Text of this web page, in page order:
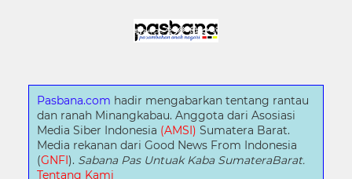
Pasbana.com hadir mengabarkan tentang rantau
dan ranah Minangkabau. Anggota dari Asosiasi
Media Siber Indonesia (AMSI) Sumatera Barat.
Media rekanan dari Good News From Indonesia
(GNFI ). Sabana Pas Untuak Kaba SumateraBarat.
Tentang Kami